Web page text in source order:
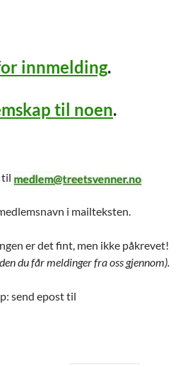
innmelding.
til noen.
til
i mailteksten.
er det fint, men ikke påkrevet!
du får meldinger fra oss gjennom).
send epost til